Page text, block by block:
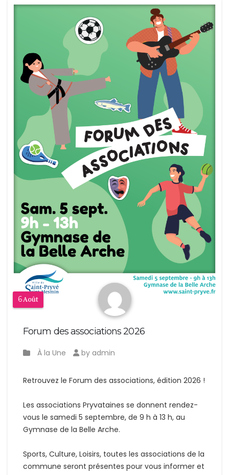
6Août
Forum des associations 2026
À la Une by admin
Retrouvez le Forum des associations, édition 2026 !
Les associations Pryvataines se donnent rendez-
vous le samedi 5 septembre, de 9 h à 13 h, au
Gymnase de la Belle Arche.
Sports, Culture, Loisirs, toutes les associations de la
commune seront présentes pour vous informer et